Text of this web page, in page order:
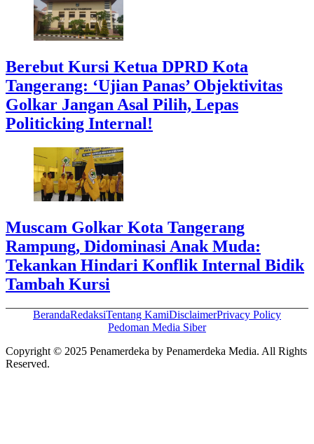
Berebut Kursi Ketua DPRD Kota
Tangerang: ‘Ujian Panas’ Objektivitas
Golkar Jangan Asal Pilih, Lepas
Politicking Internal!
Muscam Golkar Kota Tangerang
Rampung, Didominasi Anak Muda:
Tekankan Hindari Konflik Internal Bidik
Tambah Kursi
BerandaRedaksiTentang KamiDisclaimerPrivacy Policy
Pedoman Media Siber
Copyright © 2025 Penamerdeka by Penamerdeka Media. All Rights
Reserved.